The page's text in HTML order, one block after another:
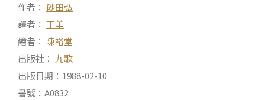
作者： 砂田弘
譯者： 丁羊
繪者： 陳裕堂
出版社： 九歌
出版日期：1988-02-10
書號：A0832